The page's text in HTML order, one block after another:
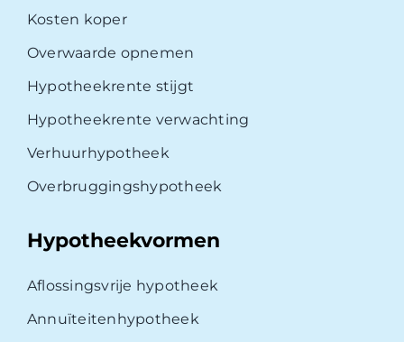
Kosten koper
Overwaarde opnemen
Hypotheekrente stijgt
Hypotheekrente verwachting
Verhuurhypotheek
Overbruggingshypotheek
Hypotheekvormen
Aflossingsvrije hypotheek
Annuïteitenhypotheek